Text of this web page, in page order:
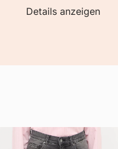
Details anzeigen